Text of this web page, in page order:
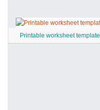
Printable worksheet template